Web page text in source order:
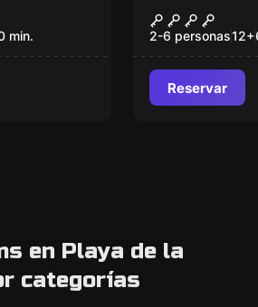
min.
Jumanji
2-6 personas12+
Reservar
en Playa de la
categorías